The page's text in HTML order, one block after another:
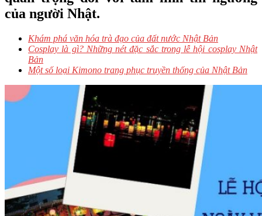
của người Nhật.
Khám phá văn hóa trà đạo của đất nước Nhật Bản
Cosplay là gì? Những nét đặc sắc trong lễ hội cosplay Nhật
Bản
Một số loại Kimono trang phục truyền thống của Nhật Bản